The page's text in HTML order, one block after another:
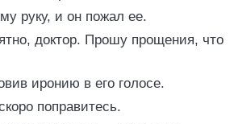
руку, и он пожал ее.
доктор. Прошу прощения, что
иронию в его голосе.
поправитесь.